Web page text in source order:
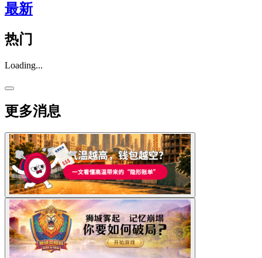
最新
热门
Loading...
更多消息